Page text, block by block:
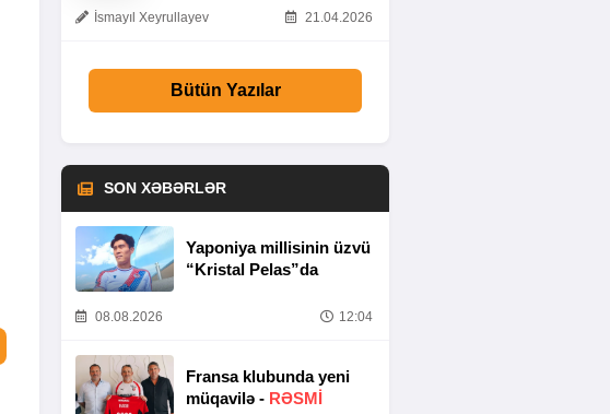
İsmayıl Xeyrullayev 21.04.2026
Bütün Yazılar
SON XƏBƏRLƏR
Yaponiya millisinin üzvü
“Kristal Pelas”da
08.08.2026 12:04
Fransa klubunda yeni
müqavilə - RƏSMİ